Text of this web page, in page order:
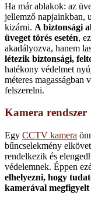
Ha már ablakok: az
jellemző napjainkban,
kizárni. A biztonsági
üveget törés esetén,
akadályozva, hanem
létezik biztonsági,
hatékony védelmet
méteres magasságban
felszerelni.
Kamera rendszer
Egy CCTV kamera
bűncselekmény
rendelkezik és
védelemnek. Éppen
elhelyezni, hogy
kamerával